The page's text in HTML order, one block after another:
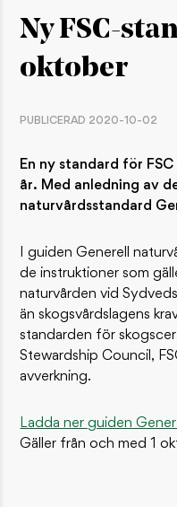
Ny FSC-
oktober
PUBLICERAD 2020-10-02
En ny standard för
år. Med anledning av
naturvårdsstandard
I guiden Generell
de instruktioner som
naturvården vid
än skogsvårdslagens
standarden för
Stewardship Council,
avverkning.
Ladda ner guiden
Gäller från och med 1